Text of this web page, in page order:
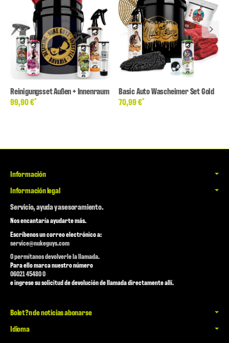
Reinigungsset Außen + Innenraum
99,90 €*
Basic Auto Wascheimer Set Gold
70,99 €*
Información
Información legal
Servicio, ayuda y asesoramiento.
Nos encantaría ayudarte más.
Escríbenos un correo electrónico a:
service@nukeguys.com
O permítanos devolverle la llamada.
Para ello marca nuestro número
06021 45480 0
e ingrese su solicitud de devolución de llamada directamente allí.
Bolet?n de noticias abonarse
Idioma